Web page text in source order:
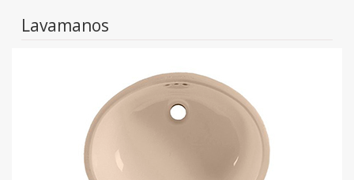
Lavamanos